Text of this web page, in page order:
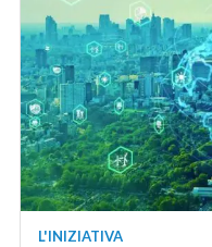
L'INIZIATIVA